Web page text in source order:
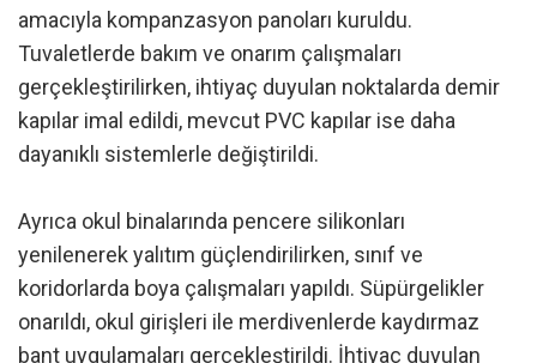
amacıyla kompanzasyon panoları kuruldu.
Tuvaletlerde bakım ve onarım çalışmaları
gerçekleştirilirken, ihtiyaç duyulan noktalarda demir
kapılar imal edildi, mevcut PVC kapılar ise daha
dayanıklı sistemlerle değiştirildi.
Ayrıca okul binalarında pencere silikonları
yenilenerek yalıtım güçlendirilirken, sınıf ve
koridorlarda boya çalışmaları yapıldı. Süpürgelikler
onarıldı, okul girişleri ile merdivenlerde kaydırmaz
bant uygulamaları gerçekleştirildi. İhtiyaç duyulan